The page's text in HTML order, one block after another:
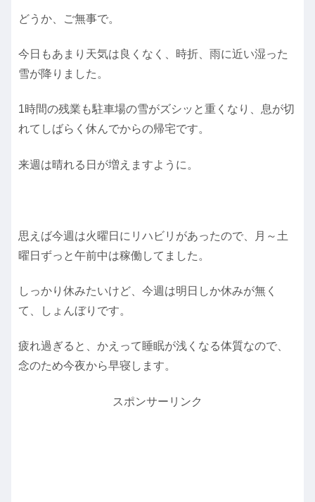
どうか、ご無事で。
今日もあまり天気は良くなく、時折、雨に近い湿った
雪が降りました。
1時間の残業も駐車場の雪がズシッと重くなり、息が切
れてしばらく休んでからの帰宅です。
来週は晴れる日が増えますように。
思えば今週は火曜日にリハビリがあったので、月～土
曜日ずっと午前中は稼働してました。
しっかり休みたいけど、今週は明日しか休みが無く
て、しょんぼりです。
疲れ過ぎると、かえって睡眠が浅くなる体質なので、
念のため今夜から早寝します。
スポンサーリンク